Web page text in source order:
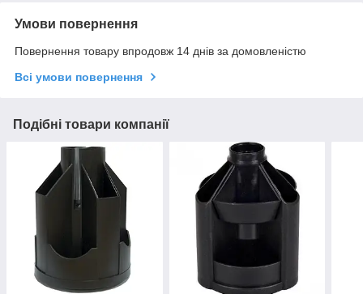
Умови повернення
Повернення товару впродовж 14 днів за домовленістю
Всі умови повернення
Подібні товари компанії